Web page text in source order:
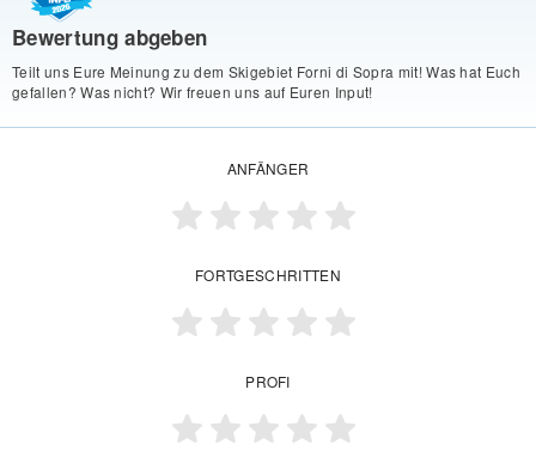
Bewertung abgeben
Teilt uns Eure Meinung zu dem Skigebiet Forni di Sopra mit! Was hat Euch
gefallen? Was nicht? Wir freuen uns auf Euren Input!
ANFÄNGER
FORTGESCHRITTEN
PROFI